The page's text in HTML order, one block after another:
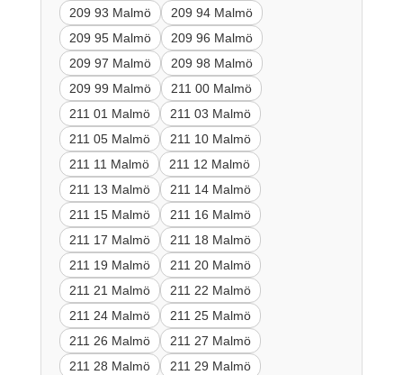
209 93 Malmö
209 94 Malmö
209 95 Malmö
209 96 Malmö
209 97 Malmö
209 98 Malmö
209 99 Malmö
211 00 Malmö
211 01 Malmö
211 03 Malmö
211 05 Malmö
211 10 Malmö
211 11 Malmö
211 12 Malmö
211 13 Malmö
211 14 Malmö
211 15 Malmö
211 16 Malmö
211 17 Malmö
211 18 Malmö
211 19 Malmö
211 20 Malmö
211 21 Malmö
211 22 Malmö
211 24 Malmö
211 25 Malmö
211 26 Malmö
211 27 Malmö
211 28 Malmö
211 29 Malmö